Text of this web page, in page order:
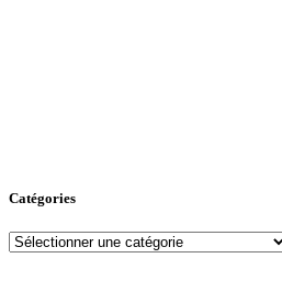
Catégories
Catégories